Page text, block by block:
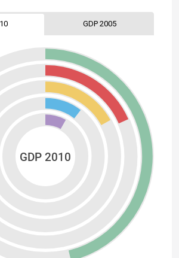
GDP 2005
GDP 2010